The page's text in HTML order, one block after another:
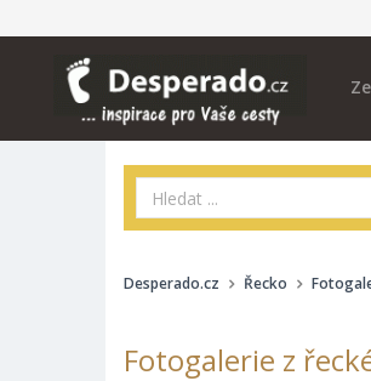
Desperado.cz Řecko
Fotogalerie z